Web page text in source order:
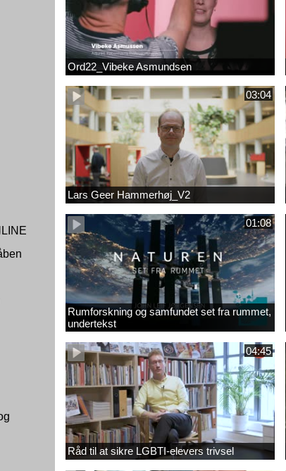
Ord22_Vibeke Asmundsen
03:04
Lars Geer Hammerhøj_V2
01:08
Rumforskning og samfundet set fra rummet,
undertekst
04:45
Råd til at sikre LGBTI-elevers trivsel